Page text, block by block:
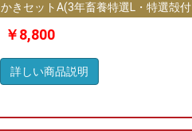
かきセットA(3年畜養特選L・特選殻
￥8,800
詳しい商品説明